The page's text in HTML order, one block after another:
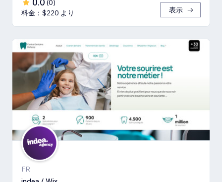
(0)
料金：$220 より
表示
FR